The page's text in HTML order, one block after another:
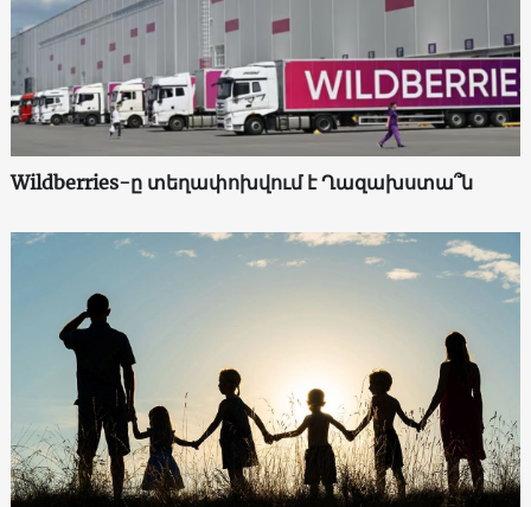
Wildberries-ը տեղափոխվում է Ղազախստա՞ն